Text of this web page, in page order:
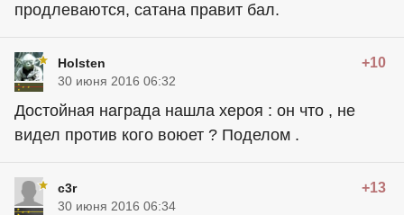
продлеваются, сатана правит бал.
Holsten +10
30 июня 2016 06:32
Достойная награда нашла хероя : он что , не
видел против кого воюет ? Поделом .
c3r +13
30 июня 2016 06:34